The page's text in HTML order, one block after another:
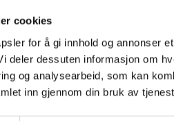
cookies
for å gi innhold og annonser
deler dessuten informasjon om
og analysearbeid, som kan
inn gjennom din bruk av